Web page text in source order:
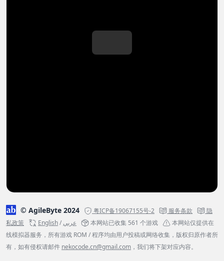
© AgileByte 2024 粤ICP备19067155号-2 服务条款
隐
私政策
English/عربي 本网站已收集 561 个游戏
本网站仅提供在
线模拟器服务，所有游戏 ROM / 程序均由用户投稿或网络收集，版权归原作者所
有，如有侵权请邮件 nekocode.cn@gmail.com ，我们将下架对应内容。